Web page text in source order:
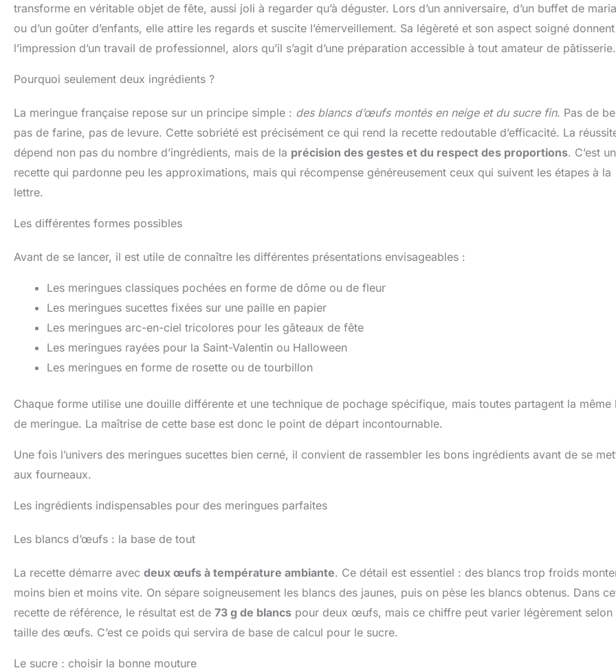
transforme en véritable objet de fête, aussi joli à regarder qu’à déguster. Lors d’un anniversaire, d’un buffet de
ou d’un goûter d’enfants, elle attire les regards et suscite l’émerveillement. Sa légèreté et son aspect soigné donnent
l’impression d’un travail de professionnel, alors qu’il s’agit d’une préparation accessible à tout amateur de pâtisserie.
Pourquoi seulement deux ingrédients ?
La meringue française repose sur un principe simple : des blancs d’œufs montés en neige et du sucre fin. Pas de
pas de farine, pas de levure. Cette sobriété est précisément ce qui rend la recette redoutable d’efficacité. La
dépend non pas du nombre d’ingrédients, mais de la précision des gestes et du respect des proportions. C’est
recette qui pardonne peu les approximations, mais qui récompense généreusement ceux qui suivent les étapes à la
lettre.
Les différentes formes possibles
Avant de se lancer, il est utile de connaître les différentes présentations envisageables :
Les meringues classiques pochées en forme de dôme ou de fleur
Les meringues sucettes fixées sur une paille en papier
Les meringues arc-en-ciel tricolores pour les gâteaux de fête
Les meringues rayées pour la Saint-Valentin ou Halloween
Les meringues en forme de rosette ou de tourbillon
Chaque forme utilise une douille différente et une technique de pochage spécifique, mais toutes partagent la même
de meringue. La maîtrise de cette base est donc le point de départ incontournable.
Une fois l’univers des meringues sucettes bien cerné, il convient de rassembler les bons ingrédients avant de se
aux fourneaux.
Les ingrédients indispensables pour des meringues parfaites
Les blancs d’œufs : la base de tout
La recette démarre avec deux œufs à température ambiante. Ce détail est essentiel : des blancs trop froids
moins bien et moins vite. On sépare soigneusement les blancs des jaunes, puis on pèse les blancs obtenus. Dans
recette de référence, le résultat est de 73 g de blancs pour deux œufs, mais ce chiffre peut varier légèrement selon
taille des œufs. C’est ce poids qui servira de base de calcul pour le sucre.
Le sucre : choisir la bonne mouture